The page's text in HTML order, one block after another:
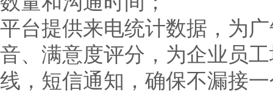
平台提供来电统计数据，为
音、满意度评分，为企业员
线，短信通知，确保不漏接